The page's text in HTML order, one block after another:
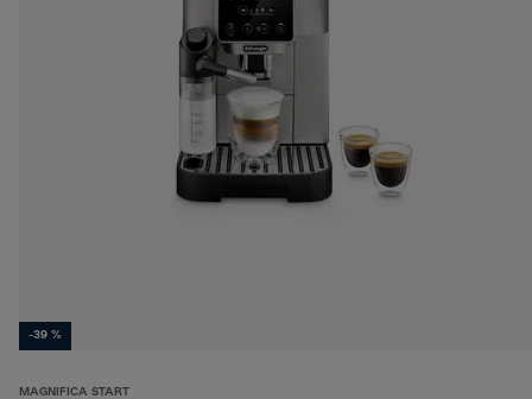
-39 %
MAGNIFICA START